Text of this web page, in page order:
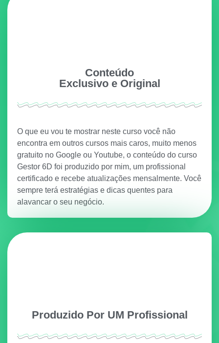
Conteúdo
Exclusivo e Original
O que eu vou te mostrar neste curso você não
encontra em outros cursos mais caros, muito menos
gratuito no Google ou Youtube, o conteúdo do curso
Gestor 6D foi produzido por mim, um profissional
certificado e recebe atualizações mensalmente. Você
sempre terá estratégias e dicas quentes para
alavancar o seu negócio.
Produzido Por UM Profissional